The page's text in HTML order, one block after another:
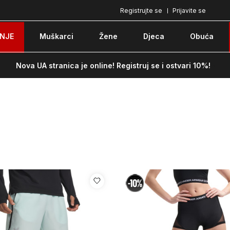
Pozovite nas na: 051/490-130 Besplatna
Prijavite se
Registrujte se
Muškarci Žene Djeca Obuća
Nova UA stranica je online! Registruj se i ostvari 10%!